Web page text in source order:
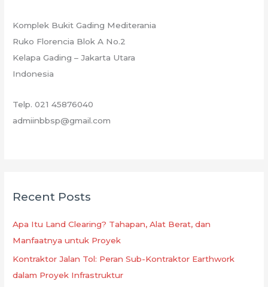
Komplek Bukit Gading Mediterania
Ruko Florencia Blok A No.2
Kelapa Gading – Jakarta Utara
Indonesia
Telp. 021 45876040
admiinbbsp@gmail.com
Recent Posts
Apa Itu Land Clearing? Tahapan, Alat Berat, dan
Manfaatnya untuk Proyek
Kontraktor Jalan Tol: Peran Sub-Kontraktor Earthwork
dalam Proyek Infrastruktur